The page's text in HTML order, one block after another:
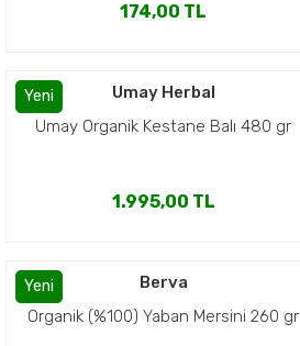
174,00 TL
Yeni
Umay Herbal
Umay Organik Kestane Balı 480 gr
1.995,00 TL
Yeni
Berva
Organik (%100) Yaban Mersini 260 gr